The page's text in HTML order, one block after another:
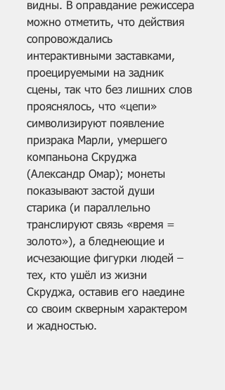
видны. В оправдание режиссера
можно отметить, что действия
сопровождались
интерактивными заставками,
проецируемыми на задник
сцены, так что без лишних слов
прояснялось, что «цепи»
символизируют появление
призрака Марли, умершего
компаньона Скруджа
(Александр Омар); монеты
показывают застой души
старика (и параллельно
транслируют связь «время =
золото»), а бледнеющие и
исчезающие фигурки людей –
тех, кто ушёл из жизни
Скруджа, оставив его наедине
со своим скверным характером
и жадностью.